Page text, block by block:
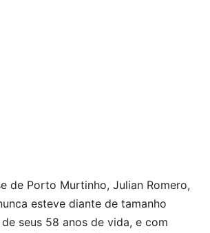
de Porto Murtinho, Julian Romero,
esteve diante de tamanho
seus 58 anos de vida, e com